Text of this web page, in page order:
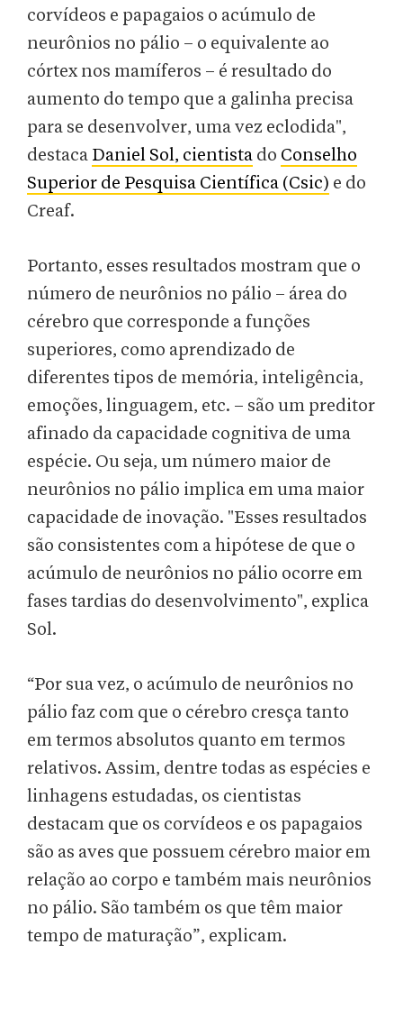
corvídeos e papagaios o acúmulo de
neurônios no pálio – o equivalente ao
córtex nos mamíferos – é resultado do
aumento do tempo que a galinha precisa
para se desenvolver, uma vez eclodida",
destaca Daniel Sol, cientista do Conselho
Superior de Pesquisa Científica (Csic) e do
Creaf.
Portanto, esses resultados mostram que o
número de neurônios no pálio – área do
cérebro que corresponde a funções
superiores, como aprendizado de
diferentes tipos de memória, inteligência,
emoções, linguagem, etc. – são um preditor
afinado da capacidade cognitiva de uma
espécie. Ou seja, um número maior de
neurônios no pálio implica em uma maior
capacidade de inovação. "Esses resultados
são consistentes com a hipótese de que o
acúmulo de neurônios no pálio ocorre em
fases tardias do desenvolvimento", explica
Sol.
“Por sua vez, o acúmulo de neurônios no
pálio faz com que o cérebro cresça tanto
em termos absolutos quanto em termos
relativos. Assim, dentre todas as espécies e
linhagens estudadas, os cientistas
destacam que os corvídeos e os papagaios
são as aves que possuem cérebro maior em
relação ao corpo e também mais neurônios
no pálio. São também os que têm maior
tempo de maturação”, explicam.